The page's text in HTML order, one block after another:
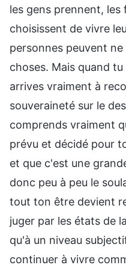
les gens prennent,
choisissent de vivre
personnes peuvent
choses. Mais quand
arrives vraiment à
souveraineté sur le
comprends vraiment
prévu et décidé pour
et que c'est une
donc peu à peu le
tout ton être devient
juger par les états de
qu'à un niveau
continuer à vivre